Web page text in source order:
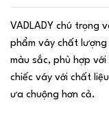
VADLADY chú trọng
phẩm váy chất
màu sắc, phù hợp
chiếc váy với chất
ưa chuộng hơn cả.